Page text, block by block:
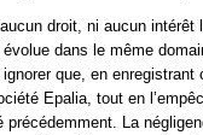
droit, ni aucun
évolue dans le même
que, en
Epalia, tout en
La